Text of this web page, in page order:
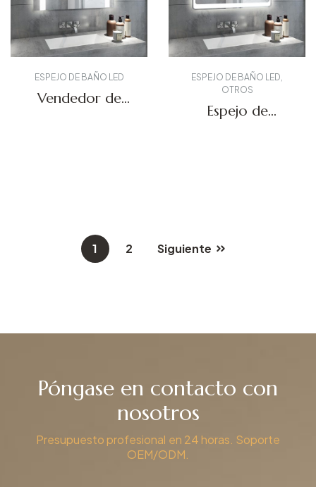
ESPEJO DE BAÑO LED
Vendedor de
ESPEJO DE BAÑO LED
OTROS
Espejo de
1 2 Siguiente
Póngase en contacto con
nosotros
Presupuesto profesional en 24 horas. Soporte
OEM/ODM.